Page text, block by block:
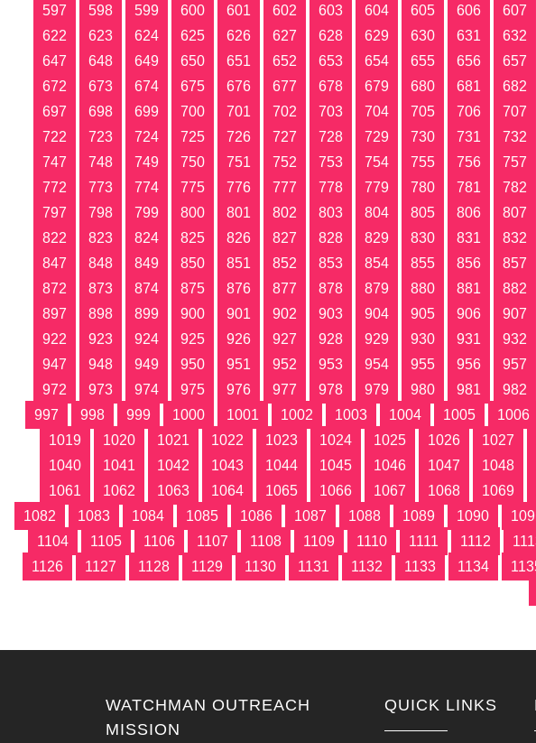
597
598 599 600 601 602 603 604 605 606 607
622
623 624 625 626 627 628 629 630 631 632
647
648 649 650 651 652 653 654 655 656 657
672
673 674 675 676 677 678 679 680 681 682
697
698 699 700 701 702 703 704 705 706 707
722
723 724 725 726 727 728 729 730 731 732
747
748 749 750 751 752 753 754 755 756 757
772
773 774 775 776 777 778 779 780 781 782
797
798 799 800 801 802 803 804 805 806 807
822
823 824 825 826 827 828 829 830 831 832
847
848 849 850 851 852 853 854 855 856 857
872
873 874 875 876 877 878 879 880 881 882
897
898 899 900 901 902 903 904 905 906 907
922
923 924 925 926 927 928 929 930 931 932
947
948 949 950 951 952 953 954 955 956 957
972
973 974 975 976 977 978 979 980 981 982
997
998 999 1000 1001 1002 1003 1004 1005 1006
1019
1020 1021 1022 1023 1024 1025 1026 1027
1040
1041 1042 1043 1044 1045 1046 1047 1048
1061
1062 1063 1064 1065 1066 1067 1068 1069
1082
1083 1084 1085 1086 1087 1088 1089 1090
1104
1105 1106 1107 1108 1109 1110 1111 1112
1126
1127 1128 1129 1130 1131 1132 1133 1134
WATCHMAN OUTREACH
MISSION
QUICK LINKS